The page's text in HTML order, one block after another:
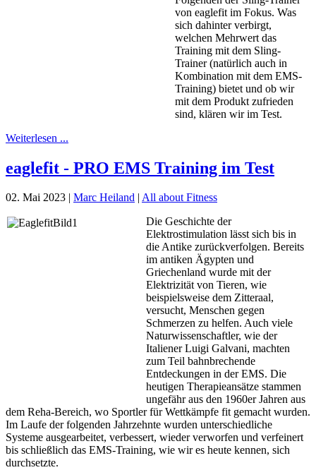
von eaglefit im Fokus. Was
sich dahinter verbirgt,
welchen Mehrwert das
Training mit dem Sling-
Trainer (natürlich auch in
Kombination mit dem EMS-
Training) bietet und ob wir
mit dem Produkt zufrieden
sind, klären wir im Test.
Weiterlesen ...
eaglefit - PRO EMS Training im Test
02. Mai 2023 | Marc Heiland | All about Fitness
Die Geschichte der
Elektrostimulation lässt sich bis in
die Antike zurückverfolgen. Bereits
im antiken Ägypten und
Griechenland wurde mit der
Elektrizität von Tieren, wie
beispielsweise dem Zitteraal,
versucht, Menschen gegen
Schmerzen zu helfen. Auch viele
Naturwissenschaftler, wie der
Italiener Luigi Galvani, machten
zum Teil bahnbrechende
Entdeckungen in der EMS. Die
heutigen Therapieansätze stammen
ungefähr aus den 1960er Jahren aus
dem Reha-Bereich, wo Sportler für Wettkämpfe fit gemacht wurden.
Im Laufe der folgenden Jahrzehnte wurden unterschiedliche
Systeme ausgearbeitet, verbessert, wieder verworfen und verfeinert
bis schließlich das EMS-Training, wie wir es heute kennen, sich
durchsetzte.